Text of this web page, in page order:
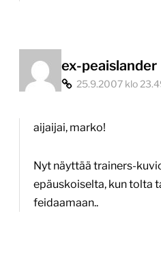
ex-peaislander
25.9.2007 klo
aijaijai, marko!
Nyt näyttää trainers-
epäuskoiselta, kun tolta
feidaamaan..